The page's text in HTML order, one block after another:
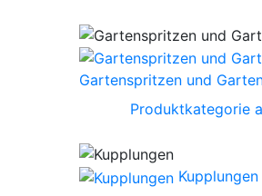
Gartenspritzen und
Produktkategorie
Kupplungen